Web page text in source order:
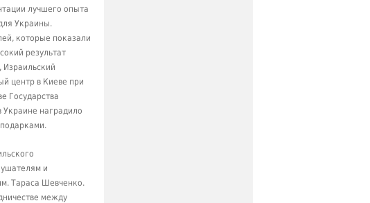
лучшего опыта
Украины.
которые показали
результат
Израильский
центр в Киеве при
Государства
Украине наградило
и
Тараса Шевченко.
между